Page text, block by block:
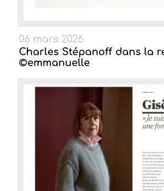
06 mars 2026
Charles Stépanoff dans la
©emmanuelle